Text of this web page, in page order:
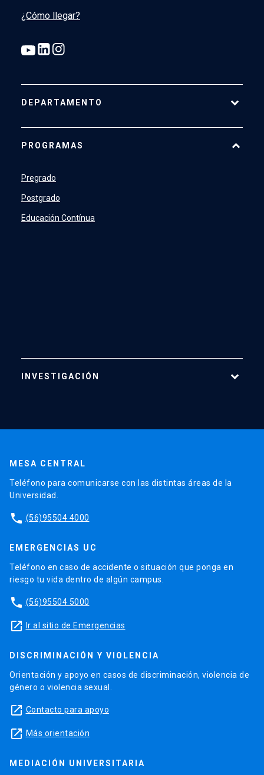
¿Cómo llegar?
DEPARTAMENTO
Académicos
Profesionales y Administrativos
Estudiantes
PROGRAMAS
Pregrado
Postgrado
Educación Contínua
INVESTIGACIÓN
Centros
Proyectos
Laboratorios
MESA CENTRAL
Teléfono para comunicarse con las distintas áreas de la
Universidad.
phone (56)95504 4000
EMERGENCIAS UC
Teléfono en caso de accidente o situación que ponga en
riesgo tu vida dentro de algún campus.
phone (56)95504 5000
launch Ir al sitio de Emergencias
DISCRIMINACIÓN Y VIOLENCIA
Orientación y apoyo en casos de discriminación, violencia de
género o violencia sexual.
launch Contacto para apoyo
launch Más orientación
MEDIACIÓN UNIVERSITARIA